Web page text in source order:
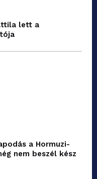
lett a
a Hormuzi-
nem beszél kész